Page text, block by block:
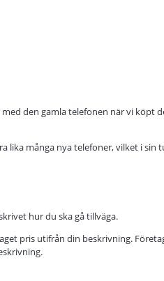
den gamla telefonen när vi köpt
lika många nya telefoner, vilket i
hur du ska gå tillväga.
pris utifrån din beskrivning.